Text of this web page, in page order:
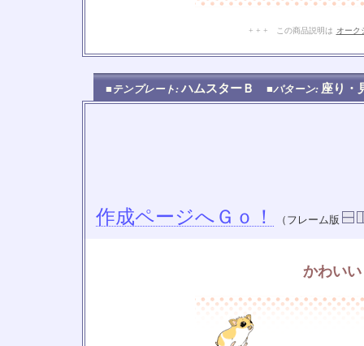
+ + + この商品説明は オーク
■テンプレート:ハムスターＢ ■パターン: 座り
作成ページへＧｏ！ （フレーム版
かわい